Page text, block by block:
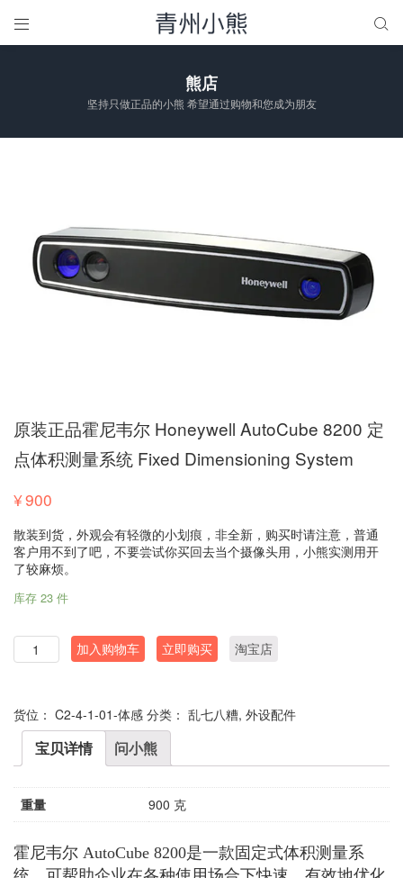
 
熊店
坚持只做正品的小熊 希望通过购物和您成为朋友
原装正品霍尼韦尔 Honeywell AutoCube 8200 定
点体积测量系统 Fixed Dimensioning System
¥900
散装到货，外观会有轻微的小划痕，非全新，购买时请注意，普通
客户用不到了吧，不要尝试你买回去当个摄像头用，小熊实测用开
了较麻烦。
库存 23 件
量
加入购物车 立即购买 淘宝店
货位： C2-4-1-01-体感 分类： 乱七八糟, 外设配件
宝贝详情 问小熊
重量 900 克
霍尼韦尔 AutoCube 8200是一款固定式体积测量系